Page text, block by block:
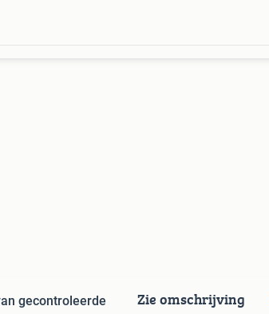
gecontroleerde
Zie omschrijving